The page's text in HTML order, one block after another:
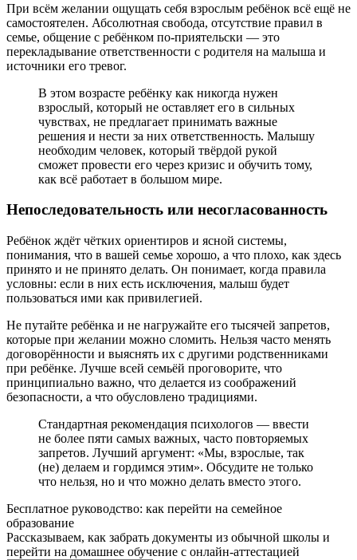
При всём желании ощущать себя взрослым ребёнок всё ещё не
самостоятелен. Абсолютная свобода, отсутствие правил в
семье, общение с ребёнком по-приятельски — это
перекладывание ответственности с родителя на малыша и
источники его тревог.
В этом возрасте ребёнку как никогда нужен
взрослый, который не оставляет его в сильных
чувствах, не предлагает принимать важные
решения и нести за них ответственность. Малышу
необходим человек, который твёрдой рукой
сможет провести его через кризис и обучить тому,
как всё работает в большом мире.
Непоследовательность или несогласованность
Ребёнок ждёт чётких ориентиров и ясной системы,
понимания, что в вашей семье хорошо, а что плохо, как здесь
принято и не принято делать. Он понимает, когда правила
условны: если в них есть исключения, малыш будет
пользоваться ими как привилегией.
Не путайте ребёнка и не нагружайте его тысячей запретов,
которые при желании можно сломить. Нельзя часто менять
договорённости и выяснять их с другими родственниками
при ребёнке. Лучше всей семьёй проговорите, что
принципиально важно, что делается из соображений
безопасности, а что обусловлено традициями.
Стандартная рекомендация психологов — ввести
не более пяти самых важных, часто повторяемых
запретов. Лучший аргумент: «Мы, взрослые, так
(не) делаем и гордимся этим». Обсудите не только
что нельзя, но и что можно делать вместо этого.
Бесплатное руководство: как перейти на семейное
образование
Рассказываем, как забрать документы из обычной школы и
перейти на домашнее обучение с онлайн‑аттестацией